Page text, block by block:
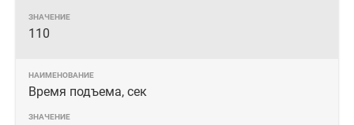
110
Время подъема, сек